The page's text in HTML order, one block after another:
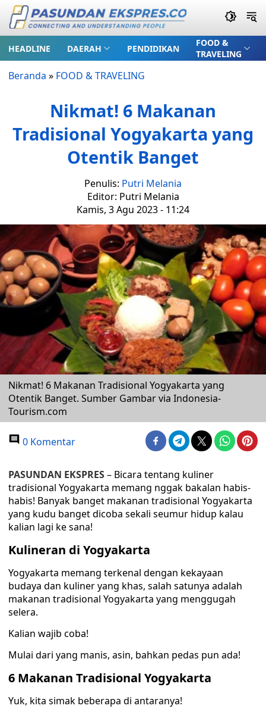
HEADLINE DAERAH PENDIDIKAN
FOOD &
TRAVELING
Beranda » FOOD & TRAVELING
Nikmat! 6 Makanan
Tradisional Yogyakarta yang
Otentik Banget
Penulis: Putri Melania
Editor: Putri Melania
Kamis, 3 Agu 2023 - 11:24
Nikmat! 6 Makanan Tradisional Yogyakarta yang
Otentik Banget. Sumber Gambar via Indonesia-
Tourism.com
0 Komentar
PASUNDAN EKSPRES– Bicara tentang kuliner
tradisional Yogyakarta memang nggak bakalan habis-
habis! Banyak banget makanan tradisional Yogyakarta
yang kudu banget dicoba sekali seumur hidup kalau
kalian lagi ke sana!
Kulineran di Yogyakarta
Yogyakarta memang terkenal dengan kekayaan
budaya dan kuliner yang khas, salah satunya adalah
makanan tradisional Yogyakarta yang menggugah
selera.
Kalian wajib coba!
Mulai dari yang manis, asin, bahkan pedas pun ada!
6 Makanan Tradisional Yogyakarta
Yuk, kita simak beberapa di antaranya!